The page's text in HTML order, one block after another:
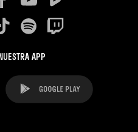
APP